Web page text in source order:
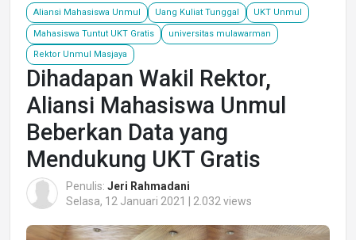
Aliansi Mahasiswa Unmul Uang Kuliat Tunggal UKT Unmul
Mahasiswa Tuntut UKT Gratis universitas mulawarman
Rektor Unmul Masjaya
Dihadapan Wakil Rektor,
Aliansi Mahasiswa Unmul
Beberkan Data yang
Mendukung UKT Gratis
Penulis: Jeri Rahmadani
Selasa, 12 Januari 2021 | 2.032 views